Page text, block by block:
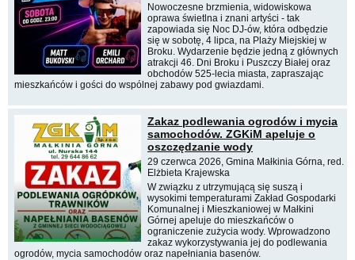
Nowoczesne brzmienia, widowiskowa
oprawa świetlna i znani artyści - tak
zapowiada się Noc DJ-ów, która odbędzie
się w sobotę, 4 lipca, na Plaży Miejskiej w
Broku. Wydarzenie będzie jedną z głównych
atrakcji 46. Dni Broku i Puszczy Białej oraz
obchodów 525-lecia miasta, zapraszając
mieszkańców i gości do wspólnej zabawy pod gwiazdami.
Zakaz podlewania ogrodów i mycia
samochodów. ZGKiM apeluje o
oszczędzanie wody
29 czerwca 2026, Gmina Małkinia Górna, red.
Elżbieta Krajewska
W związku z utrzymującą się suszą i
wysokimi temperaturami Zakład Gospodarki
Komunalnej i Mieszkaniowej w Małkini
Górnej apeluje do mieszkańców o
ograniczenie zużycia wody. Wprowadzono
zakaz wykorzystywania jej do podlewania
ogrodów, mycia samochodów oraz napełniania basenów.